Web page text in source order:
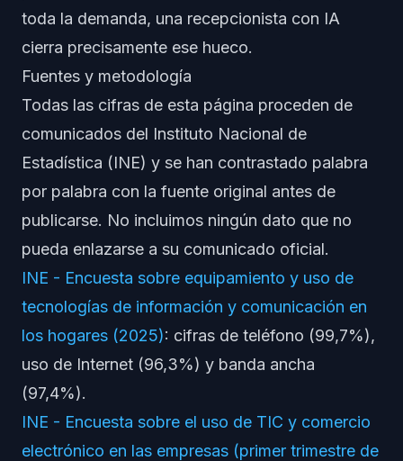
toda la demanda, una recepcionista con IA
cierra precisamente ese hueco.
Fuentes y metodología
Todas las cifras de esta página proceden de
comunicados del Instituto Nacional de
Estadística (INE) y se han contrastado palabra
por palabra con la fuente original antes de
publicarse. No incluimos ningún dato que no
pueda enlazarse a su comunicado oficial.
INE - Encuesta sobre equipamiento y uso de
tecnologías de información y comunicación en
los hogares (2025): cifras de teléfono (99,7%),
uso de Internet (96,3%) y banda ancha
(97,4%).
INE - Encuesta sobre el uso de TIC y comercio
electrónico en las empresas (primer trimestre de